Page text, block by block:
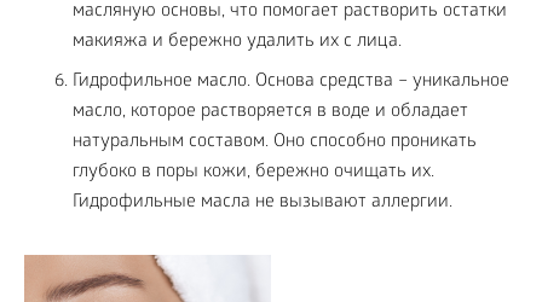
масляную основы, что помогает растворить остатки
макияжа и бережно удалить их с лица.
Гидрофильное масло. Основа средства – уникальное
масло, которое растворяется в воде и обладает
натуральным составом. Оно способно проникать
глубоко в поры кожи, бережно очищать их.
Гидрофильные масла не вызывают аллергии.